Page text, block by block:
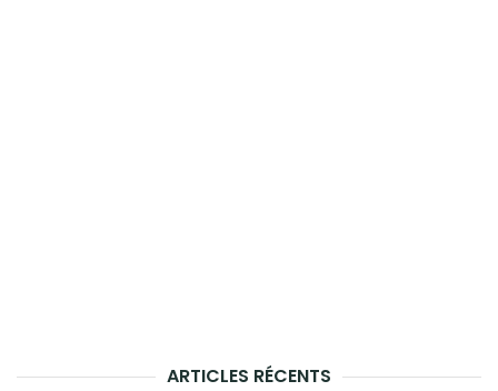
ARTICLES RÉCENTS